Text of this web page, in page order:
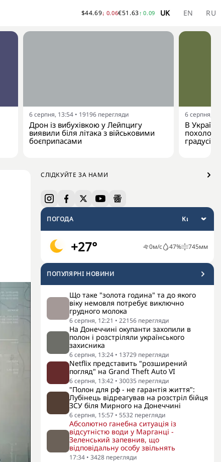
$44.69↓ 0.06€51.63↑ 0.09 UK EN RU
6 серпня, 13:54 • 19196 перегляди
Дрон із вибухівкою у Лейпцигу
виявили біля літака з військовими
боєприпасами
6 серпня,
В
градусів
СЛІДКУЙТЕ ЗА НАМИ
ПОГОДА
+27° 0м/с 47% 745мм
ПОПУЛЯРНI НОВИНИ
Що таке "золота година" та до якого
віку немовля потребує виключно
грудного молока
6 серпня, 12:21 • 22156 перегляди
На Донеччині окупанти захопили в
полон і розстріляли українського
захисника
6 серпня, 13:24 • 13729 перегляди
Netflix представить "розширений
погляд" на Grand Theft Auto VI
6 серпня, 13:42 • 30035 перегляди
"Полон для рф - не гарантія життя":
Лубінець відреагував на розстріл бійця
ЗСУ біля Мирного на Донеччині
6 серпня, 15:57 • 5532 перегляди
Абсолютно ганебна ситуація із
відсутністю води у Марганці -
Зеленський запевнив, що
відповідальну особу звільнять
17:34 • 3428 перегляди